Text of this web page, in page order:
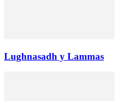
Lughnasadh y Lammas